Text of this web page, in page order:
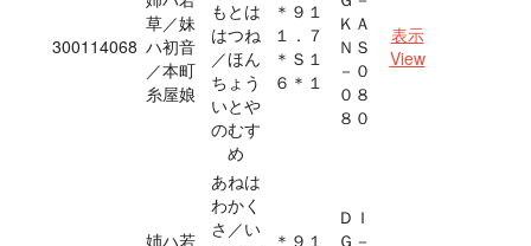
300114068
草／妹
ハ初音
／本町
糸屋娘
もとは
はつね
／ほん
ちょう
いとや
のむす
め
＊９１
１．７
＊Ｓ１
６＊１
ＫＡ
ＮＳ
－０
０８
８０
表示
View
姉ハ若
あねは
わかく
さ／い
＊９１
ＤＩ
Ｇ－